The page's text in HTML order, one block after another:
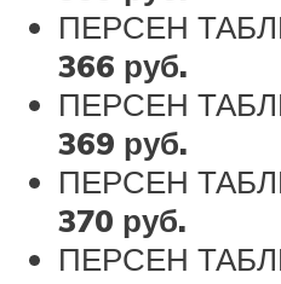
ПЕРСЕН
366 руб.
ПЕРСЕН
369 руб.
ПЕРСЕН
370 руб.
ПЕРСЕН